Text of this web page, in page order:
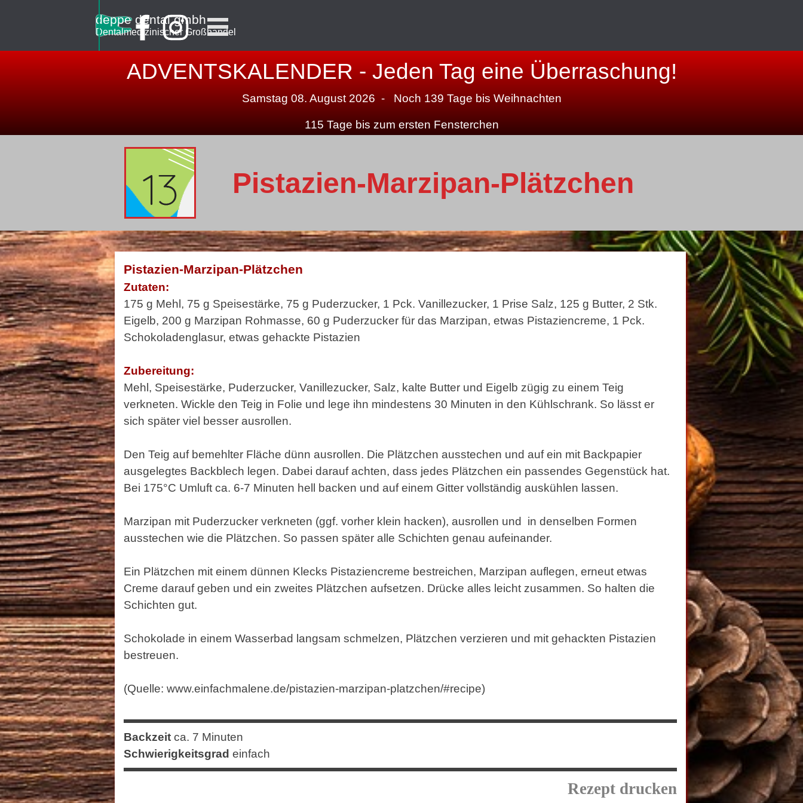
Menü überspringen
deppe dental gmbh
Dentalmedizinischer Großhandel
ADVENTSKALENDER - Jeden Tag eine Überraschung!
Samstag 08. August 2026 - Noch 139 Tage bis Weihnachten
115 Tage bis zum ersten Fensterchen
Pistazien-Marzipan-Plätzchen
Pistazien-Marzipan-Plätzchen
Zutaten:
175 g Mehl, 75 g Speisestärke, 75 g Puderzucker, 1 Pck. Vanillezucker, 1 Prise Salz, 125 g Butter, 2 Stk.
Eigelb, 200 g Marzipan Rohmasse, 60 g Puderzucker für das Marzipan, etwas Pistaziencreme, 1 Pck.
Schokoladenglasur, etwas gehackte Pistazien
Zubereitung:
Mehl, Speisestärke, Puderzucker, Vanillezucker, Salz, kalte Butter und Eigelb zügig zu einem Teig
verkneten.Wickle den Teig in Folie und lege ihn mindestens 30 Minuten in den Kühlschrank. So lässt er
sich später viel besser ausrollen.
Den Teig auf bemehlter Fläche dünn ausrollen. Die Plätzchen ausstechen und auf ein mit Backpapier
ausgelegtes Backblech legen. Dabei darauf achten, dass jedes Plätzchen ein passendes Gegenstück hat.
Bei 175°C Umluft ca. 6-7 Minuten hell backen und auf einem Gitter vollständig auskühlen lassen.
Marzipan mit Puderzucker verkneten (ggf. vorher klein hacken), ausrollen und in denselben Formen
ausstechen wie die Plätzchen. So passen später alle Schichten genau aufeinander.
Ein Plätzchen mit einem dünnen Klecks Pistaziencreme bestreichen, Marzipan auflegen, erneut etwas
Creme darauf geben und ein zweites Plätzchen aufsetzen. Drücke alles leicht zusammen. So halten die
Schichten gut.
Schokolade in einem Wasserbad langsam schmelzen, Plätzchen verzieren und mit gehackten Pistazien
bestreuen.
(Quelle:www.einfachmalene.de/pistazien-marzipan-platzchen/#recipe)
Backzeit ca. 7 Minuten
Schwierigkeitsgrad einfach
Rezept drucken